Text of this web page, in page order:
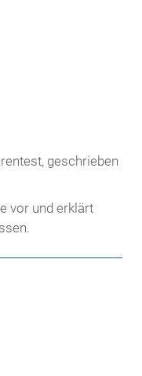
vor und erklärt